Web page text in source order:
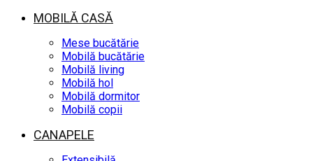
MOBILĂ CASĂ
Mese bucătărie
Mobilă bucătărie
Mobilă living
Mobilă hol
Mobilă dormitor
Mobilă copii
CANAPELE